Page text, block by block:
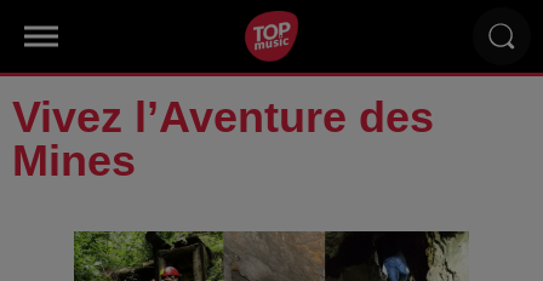
Vivez l’Aventure des
Mines